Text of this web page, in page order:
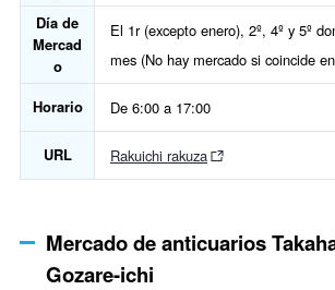
Día de
Mercad
o
El 1r (excepto enero), 2º, 4º y 5º
mes (No hay mercado si coincide
Horario De 6:00 a 17:00
URL Rakuichi rakuza
Mercado de anticuarios
Gozare-ichi